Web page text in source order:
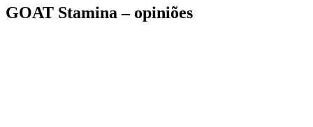
GOAT Stamina – opiniões